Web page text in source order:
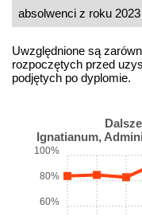
absolwenci z roku 2023
Uwzględnione są
rozpoczętych przed
podjętych po dyplomie.
Ignatianum,
60%
80%
100%